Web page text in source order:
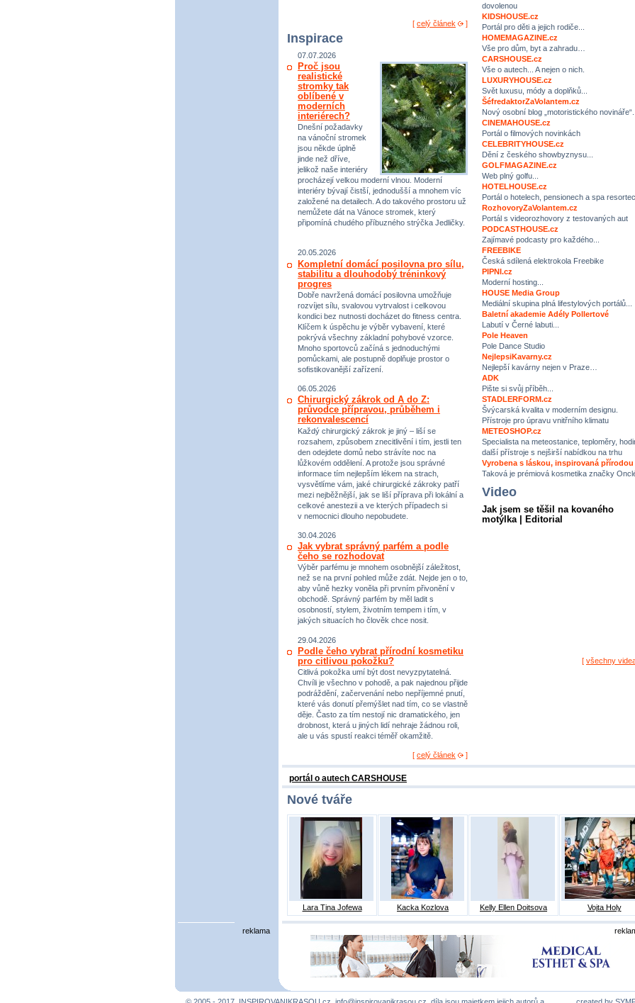
[ celý článek ]
Inspirace
07.07.2026
Proč jsou
realistické
stromky tak
oblíbené v
moderních
interiérech?
Dnešní požadavky
na vánoční stromek
jsou někde úplně
jinde než dříve,
jelikož naše interiéry
procházejí velkou moderní vlnou. Moderní
interiéry bývají čistší, jednodušší a mnohem víc
založené na detailech. A do takového prostoru už
nemůžete dát na Vánoce stromek, který
připomíná chudého příbuzného strýčka Jedličky.
20.05.2026
Kompletní domácí posilovna pro sílu,
stabilitu a dlouhodobý tréninkový
progres
Dobře navržená domácí posilovna umožňuje
rozvíjet sílu, svalovou vytrvalost i celkovou
kondici bez nutnosti docházet do fitness centra.
Klíčem k úspěchu je výběr vybavení, které
pokrývá všechny základní pohybové vzorce.
Mnoho sportovců začíná s jednoduchými
pomůckami, ale postupně doplňuje prostor o
sofistikovanější zařízení.
06.05.2026
Chirurgický zákrok od A do Z:
průvodce přípravou, průběhem i
rekonvalescencí
Každý chirurgický zákrok je jiný – liší se
rozsahem, způsobem znecitlivění i tím, jestli ten
den odejdete domů nebo strávíte noc na
lůžkovém oddělení. A protože jsou správné
informace tím nejlepším lékem na strach,
vysvětlíme vám, jaké chirurgické zákroky patří
mezi nejběžnější, jak se liší příprava při lokální a
celkové anestezii a ve kterých případech si
v nemocnici dlouho nepobudete.
30.04.2026
Jak vybrat správný parfém a podle
čeho se rozhodovat
Výběr parfému je mnohem osobnější záležitost,
než se na první pohled může zdát. Nejde jen o to,
aby vůně hezky voněla při prvním přivonění v
obchodě. Správný parfém by měl ladit s
osobností, stylem, životním tempem i tím, v
jakých situacích ho člověk chce nosit.
29.04.2026
Podle čeho vybrat přírodní kosmetiku
pro citlivou pokožku?
Citlivá pokožka umí být dost nevyzpytatelná.
Chvíli je všechno v pohodě, a pak najednou přijde
podráždění, začervenání nebo nepříjemné pnutí,
které vás donutí přemýšlet nad tím, co se vlastně
děje. Často za tím nestojí nic dramatického, jen
drobnost, která u jiných lidí nehraje žádnou roli,
ale u vás spustí reakci téměř okamžitě.
[ celý článek ]
dovolenou
KIDSHOUSE.cz
Portál pro děti a jejich rodiče...
HOMEMAGAZINE.cz
Vše pro dům, byt a zahradu…
CARSHOUSE.cz
Vše o autech... A nejen o nich.
LUXURYHOUSE.cz
Svět luxusu, módy a doplňků...
ŠéfredaktorZaVolantem.cz
Nový osobní blog „motoristického novináře“.
CINEMAHOUSE.cz
Portál o filmových novinkách
CELEBRITYHOUSE.cz
Dění z českého showbyznysu...
GOLFMAGAZINE.cz
Web plný golfu...
HOTELHOUSE.cz
Portál o hotelech, pensionech a spa
RozhovoryZaVolantem.cz
Portál s videorozhovory z testovaných aut
PODCASTHOUSE.cz
Zajímavé podcasty pro každého...
FREEBIKE
Česká sdílená elektrokola Freebike
PIPNI.cz
Moderní hosting...
HOUSE Media Group
Mediální skupina plná lifestylových portálů...
Baletní akademie Adély Pollertové
Labutí v Černé labuti...
Pole Heaven
Pole Dance Studio
NejlepsiKavarny.cz
Nejlepší kavárny nejen v Praze…
ADK
Pište si svůj příběh...
STADLERFORM.cz
Švýcarská kvalita v moderním designu.
Přístroje pro úpravu vnitřního klimatu
METEOSHOP.cz
Specialista na meteostanice, teploměry,
další přístroje s nejširší nabídkou na trhu
Vyrobena s láskou, inspirovaná přírodou
Taková je prémiová kosmetika značky
Video
Jak jsem se těšil na kovaného
motýlka | Editorial
[ všechny
portál o autech CARSHOUSE
Nové tváře
Lara Tina Jofewa Kacka Kozlova Kelly Ellen Doitsova Vojta Holy
reklama